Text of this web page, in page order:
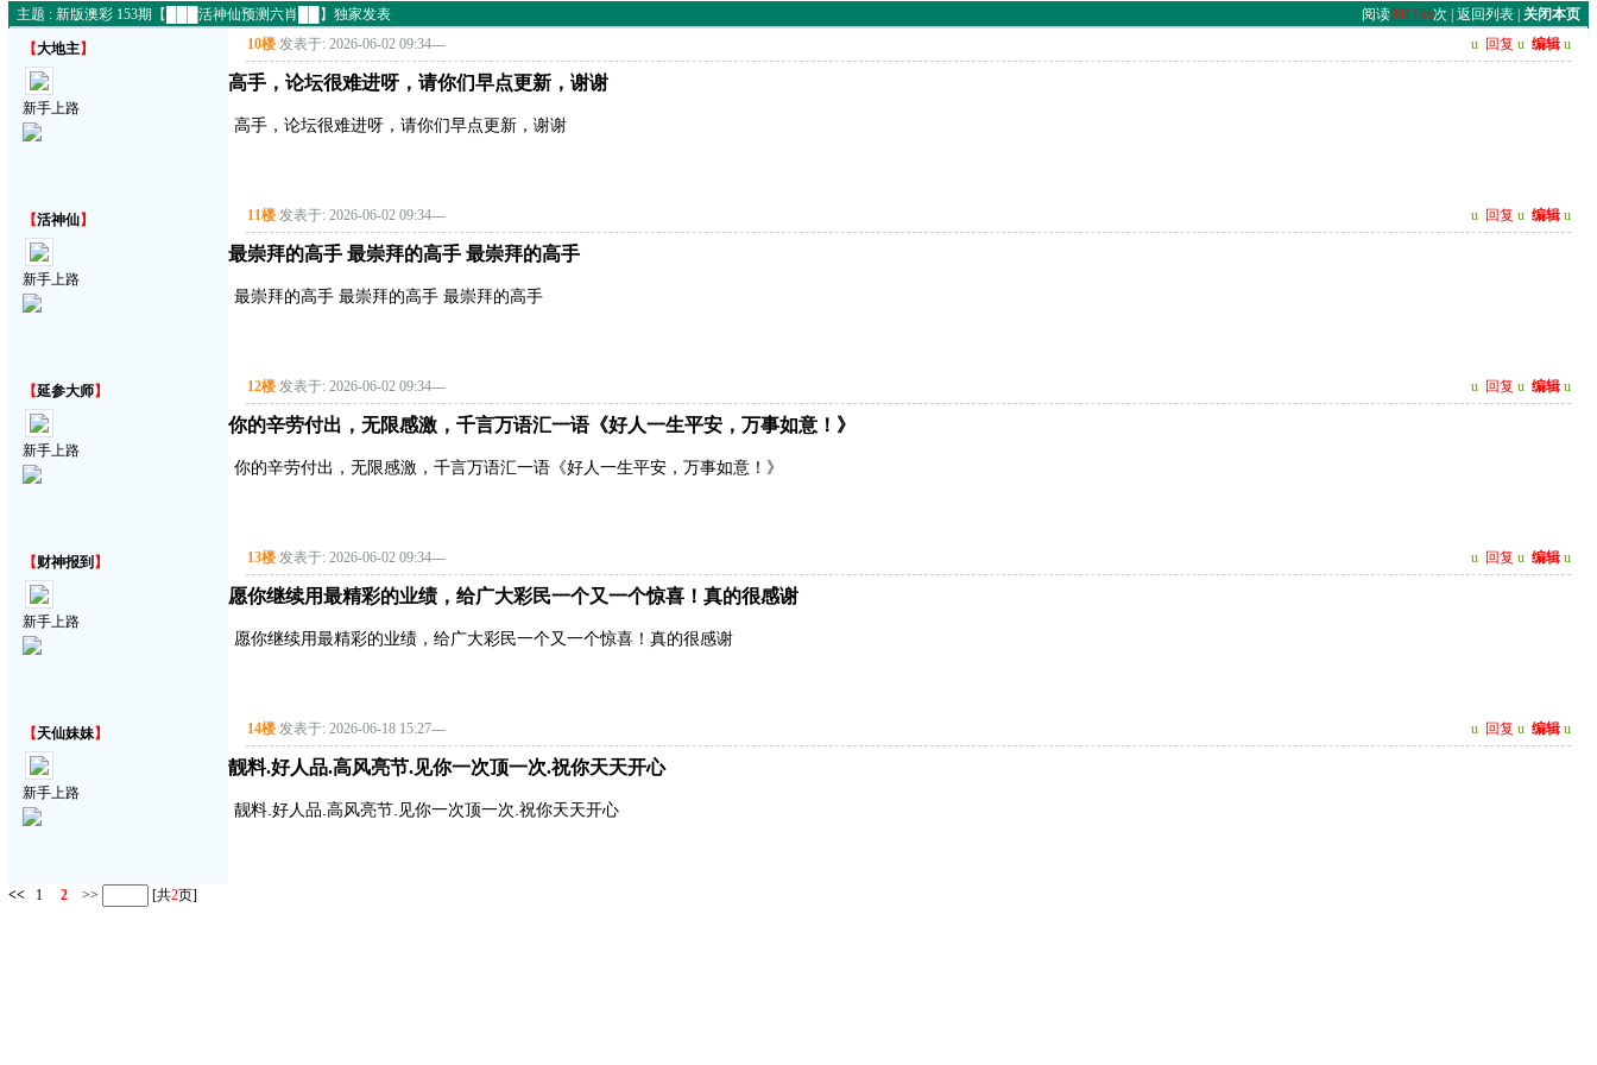
主题 : 新版澳彩 153期【███活神仙预测六肖██】独家发表 阅读391155次 | 返回列表| 关闭本页
【大地主】
新手上路
10楼 发表于: 2026-06-02 09:34--- u 回复 u 编辑 u
高手，论坛很难进呀，请你们早点更新，谢谢
高手，论坛很难进呀，请你们早点更新，谢谢
【活神仙】
新手上路
11楼 发表于: 2026-06-02 09:34--- u 回复 u 编辑 u
最崇拜的高手 最崇拜的高手 最崇拜的高手
最崇拜的高手 最崇拜的高手 最崇拜的高手
【延参大师】
新手上路
12楼 发表于: 2026-06-02 09:34--- u 回复 u 编辑 u
你的辛劳付出，无限感激，千言万语汇一语《好人一生平安，万事如意！》
你的辛劳付出，无限感激，千言万语汇一语《好人一生平安，万事如意！》
【财神报到 】
新手上路
13楼 发表于: 2026-06-02 09:34--- u 回复 u 编辑 u
愿你继续用最精彩的业绩，给广大彩民一个又一个惊喜！真的很感谢
愿你继续用最精彩的业绩，给广大彩民一个又一个惊喜！真的很感谢
【天仙妹妹】
新手上路
14楼 发表于: 2026-06-18 15:27--- u 回复 u 编辑 u
靓料.好人品.高风亮节.见你一次顶一次.祝你天天开心
靓料.好人品.高风亮节.见你一次顶一次.祝你天天开心
<< 1 2 >> [共2页]